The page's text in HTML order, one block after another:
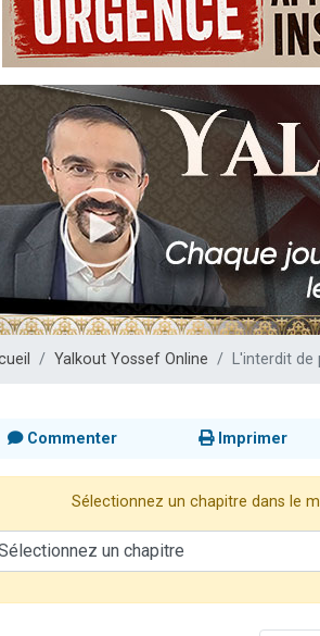
3
Odaya vient
13
2 personnes
30
Il reste
12
3
2 personnes
2
Yalkout Yossef Online L'interdit de
Commenter Imprimer
Sélectionnez un chapitre dans le